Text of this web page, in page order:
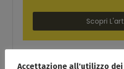
Scopri
Accettazione all'utilizzo